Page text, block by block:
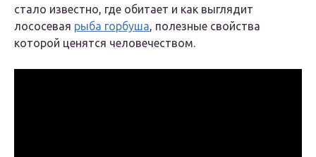
стало известно, где обитает и как выглядит
лососевая рыба горбуша, полезные свойства
которой ценятся человечеством.